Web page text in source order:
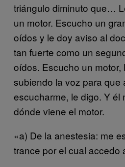
triángulo diminuto que…
un motor. Escucho un
oídos y le doy aviso al
tan fuerte como un
oídos. Escucho un motor,
subiendo la voz para que
escucharme, le digo. Y él
dónde viene el motor.
«a) De la anestesia: me
trance por el cual accedo